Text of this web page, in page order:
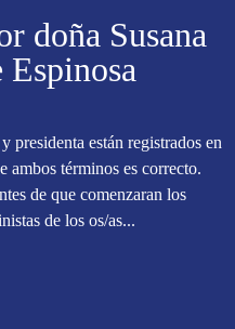
doña Susana
presidenta están registrados en
ambos términos es correcto.
de que comenzaran los
de los os/as...